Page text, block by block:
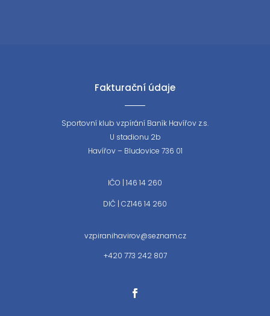
Fakturační údaje
Sportovní klub vzpírání Baník Havířov z.s.
U stadionu 2b
Havířov – Bludovice 736 01
IČO | 146 14 260
DIČ | CZ146 14 260
vzpiranihavirov@seznam.cz
+420 773 242 807